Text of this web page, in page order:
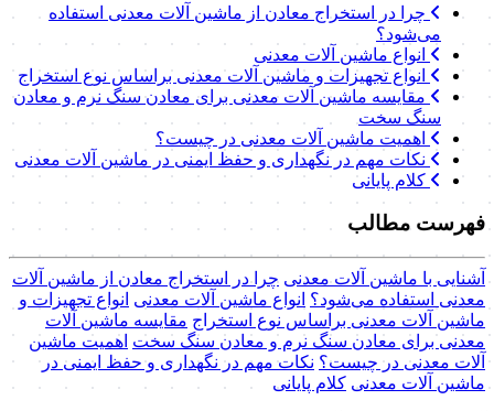
چرا در استخراج معادن از ماشین آلات معدنی استفاده
می‌شود؟
انواع ماشین آلات معدنی
انواع تجهیزات و ماشین آلات معدنی براساس نوع استخراج
مقایسه ماشین آلات معدنی برای معادن سنگ نرم و معادن
سنگ سخت
اهمیت ماشین آلات معدنی در چیست؟
نکات مهم در نگهداری و حفظ ایمنی در ماشین آلات معدنی
کلام پایانی
فهرست مطالب
آشنایی با ماشین آلات معدنی چرا در استخراج معادن از ماشین آلات
معدنی استفاده می‌شود؟ انواع ماشین آلات معدنی انواع تجهیزات و
ماشین آلات معدنی براساس نوع استخراج مقایسه ماشین آلات
معدنی برای معادن سنگ نرم و معادن سنگ سخت اهمیت ماشین
آلات معدنی در چیست؟ نکات مهم در نگهداری و حفظ ایمنی در
ماشین آلات معدنی کلام پایانی